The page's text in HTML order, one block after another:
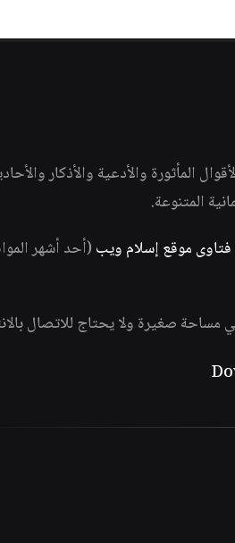
المأثورة والأدعية والأذكار
المتنوعة.
موقع إسلام ويب(أحد أشهر
مساحة صغيرة ولا يحتاج للاتصال